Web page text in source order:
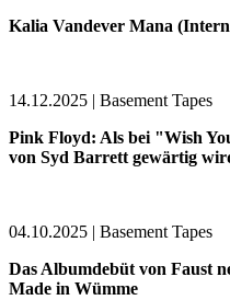
Kalia Vandever Mana
14.12.2025 | Basement Tapes
Pink Floyd: Als bei "Wish
von Syd Barrett gewärtig
04.10.2025 | Basement Tapes
Das Albumdebüt von Faust
Made in Wümme